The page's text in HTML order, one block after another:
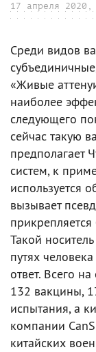
17 апреля
Среди видов
«Живые
наиболее
следующего
сейчас такую
предполагает
систем, к
используется
вызывает
Такой
путях
ответ. Всего
132 вакцины,
испытания, а
компании
китайских